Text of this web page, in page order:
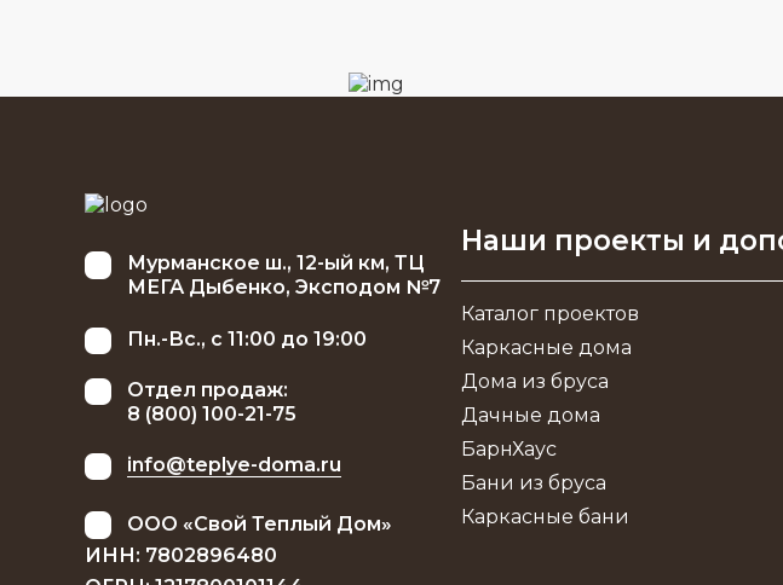
Мурманское ш., 12-ый км, ТЦ
МЕГА Дыбенко, Эксподом №7
Пн.-Вс., с 11:00 до 19:00
Отдел продаж:
8 (800) 100-21-75
info@teplye-doma.ru
ООО «Свой Теплый Дом»
ИНН: 7802896480
Наши проекты и
Каталог проектов
Каркасные дома
Дома из бруса
Дачные дома
БарнХаус
Бани из бруса
Каркасные бани